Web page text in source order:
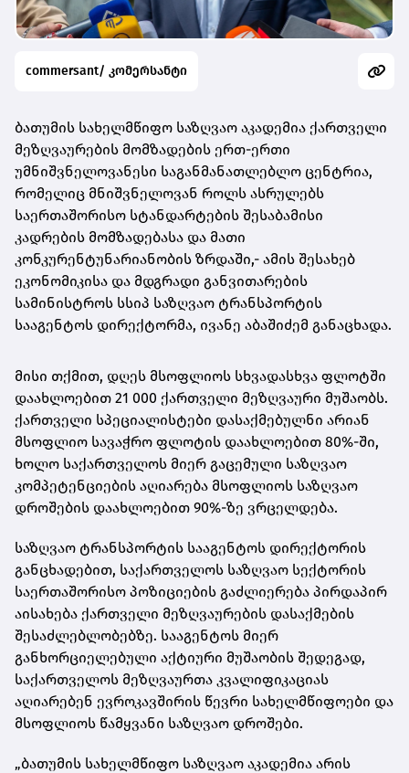
commersant/ კომერსანტი
ბათუმის სახელმწიფო საზღვაო აკადემია ქართველი
მეზღვაურების მომზადების ერთ-ერთი
უმნიშვნელოვანესი საგანმანათლებლო ცენტრია,
რომელიც მნიშვნელოვან როლს ასრულებს
საერთაშორისო სტანდარტების შესაბამისი
კადრების მომზადებასა და მათი
კონკურენტუნარიანობის ზრდაში,- ამის შესახებ
ეკონომიკისა და მდგრადი განვითარების
სამინისტროს სსიპ საზღვაო ტრანსპორტის
სააგენტოს დირექტორმა, ივანე აბაშიძემ განაცხადა.
მისი თქმით, დღეს მსოფლიოს სხვადასხვა ფლოტში
დაახლოებით 21 000 ქართველი მეზღვაური მუშაობს.
ქართველი სპეციალისტები დასაქმებულნი არიან
მსოფლიო სავაჭრო ფლოტის დაახლოებით 80%-ში,
ხოლო საქართველოს მიერ გაცემული საზღვაო
კომპეტენციების აღიარება მსოფლიოს საზღვაო
დროშების დაახლოებით 90%-ზე ვრცელდება.
საზღვაო ტრანსპორტის სააგენტოს დირექტორის
განცხადებით, საქართველოს საზღვაო სექტორის
საერთაშორისო პოზიციების გაძლიერება პირდაპირ
აისახება ქართველი მეზღვაურების დასაქმების
შესაძლებლობებზე. სააგენტოს მიერ
განხორციელებული აქტიური მუშაობის შედეგად,
საქართველოს მეზღვაურთა კვალიფიკაციას
აღიარებენ ევროკავშირის წევრი სახელმწიფოები და
მსოფლიოს წამყვანი საზღვაო დროშები.
„ბათუმის სახელმწიფო საზღვაო აკადემია არის